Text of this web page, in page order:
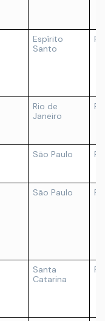
Espírito
Santo
Rio de
Janeiro
São Paulo
São Paulo
Santa
Catarina